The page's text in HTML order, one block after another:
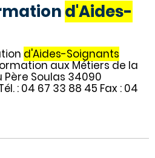
d'Aides-
d'Aides-Soignants
aux Métiers de la
Père Soulas 34090
: 04 67 33 88 45 Fax : 04